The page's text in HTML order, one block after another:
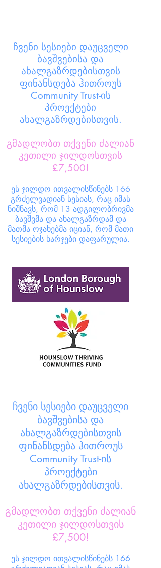
ჩვენი სესიები დაუცველი
ბავშვებისა და
ახალგაზრდებისთვის
ფინანსდება ჰითროუს
Community Trust-ის
პროექტები
ახალგაზრდებისთვის.
გმადლობთ თქვენი ძალიან
კეთილი ჯილდოსთვის
£7,500!
ეს ჯილდო ითვალისწინებს 166
გრძელვადიან სესიას, რაც იმას
ნიშნავს, რომ 13 ადგილობრივმა
ბავშვმა და ახალგაზრდამ და
მათმა ოჯახებმა იციან, რომ მათი
სესიების ხარჯები დაფარულია.
ჩვენი სესიები დაუცველი
ბავშვებისა და
ახალგაზრდებისთვის
ფინანსდება ჰითროუს
Community Trust-ის
პროექტები
ახალგაზრდებისთვის.
გმადლობთ თქვენი ძალიან
კეთილი ჯილდოსთვის
£7,500!
ეს ჯილდო ითვალისწინებს 166